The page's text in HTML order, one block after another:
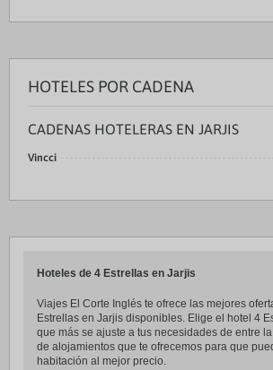
HOTELES POR CADENA
CADENAS HOTELERAS EN JARJIS
Vincci
Hoteles de 4 Estrellas en Jarjis
Viajes El Corte Inglés te ofrece las mejores
Estrellas en Jarjis disponibles. Elige el hotel 4
que más se ajuste a tus necesidades de entre
de alojamientos que te ofrecemos para que
habitación al mejor precio.